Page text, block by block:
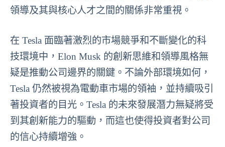
領導及其與核心人才之間的關係非常重視。
在 Tesla 面臨著激烈的市場競爭和不斷變化的科
技環境中，Elon Musk 的創新思維和領導風格無
疑是推動公司邊界的關鍵。不論外部環境如何，
Tesla 仍然被視為電動車市場的領袖，並持續吸引
著投資者的目光。Tesla 的未來發展潛力無疑將受
到其創新能力的驅動，而這也使得投資者對公司
的信心持續增強。